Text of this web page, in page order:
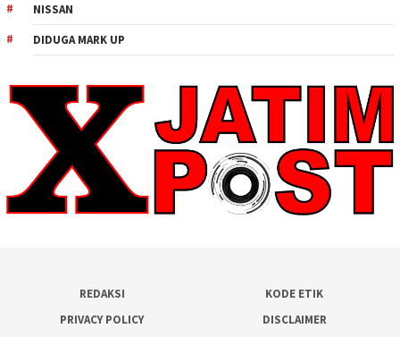
NISSAN
DIDUGA MARK UP
REDAKSI
KODE ETIK
PRIVACY POLICY
DISCLAIMER